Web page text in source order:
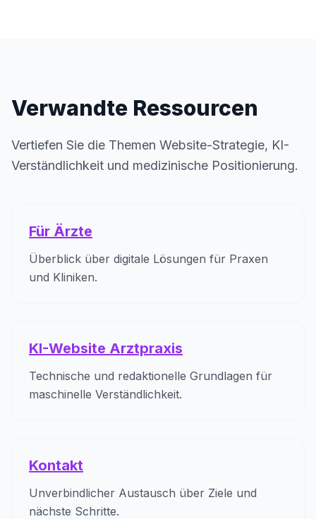
Verwandte Ressourcen
Vertiefen Sie die Themen Website-Strategie, KI-
Verständlichkeit und medizinische Positionierung.
Für Ärzte
Überblick über digitale Lösungen für Praxen
und Kliniken.
KI-Website Arztpraxis
Technische und redaktionelle Grundlagen für
maschinelle Verständlichkeit.
Kontakt
Unverbindlicher Austausch über Ziele und
nächste Schritte.